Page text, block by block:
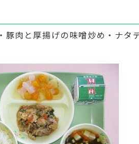
豚肉と厚揚げの味噌炒め・ナタ